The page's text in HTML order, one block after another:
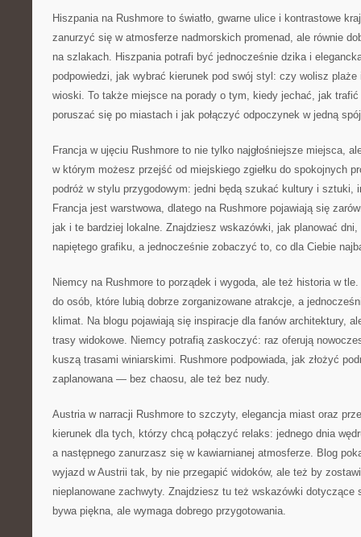
Hiszpania na Rushmore to światło, gwarne ulice i kontrastowe
zanurzyć się w atmosferze nadmorskich promenad, ale równie
na szlakach. Hiszpania potrafi być jednocześnie dzika i
podpowiedzi, jak wybrać kierunek pod swój styl: czy wolisz plaże
wioski. To także miejsce na porady o tym, kiedy jechać, jak
poruszać się po miastach i jak połączyć odpoczynek w jedną
Francja w ujęciu Rushmore to nie tylko najgłośniejsze miejsca,
w którym możesz przejść od miejskiego zgiełku do spokojnych
podróż w stylu przygodowym: jedni będą szukać kultury i sztuki,
Francja jest warstwowa, dlatego na Rushmore pojawiają się
jak i te bardziej lokalne. Znajdziesz wskazówki, jak planować dni,
napiętego grafiku, a jednocześnie zobaczyć to, co dla Ciebie
Niemcy na Rushmore to porządek i wygoda, ale też historia w
do osób, które lubią dobrze zorganizowane atrakcje, a
klimat. Na blogu pojawiają się inspiracje dla fanów architektury,
trasy widokowe. Niemcy potrafią zaskoczyć: raz oferują
kuszą trasami winiarskimi. Rushmore podpowiada, jak złożyć
zaplanowana — bez chaosu, ale też bez nudy.
Austria w narracji Rushmore to szczyty, elegancja miast oraz
kierunek dla tych, którzy chcą połączyć relaks: jednego dnia
a następnego zanurzasz się w kawiarnianej atmosferze. Blog
wyjazd w Austrii tak, by nie przegapić widoków, ale też by
nieplanowane zachwyty. Znajdziesz tu też wskazówki dotyczące
bywa piękna, ale wymaga dobrego przygotowania.